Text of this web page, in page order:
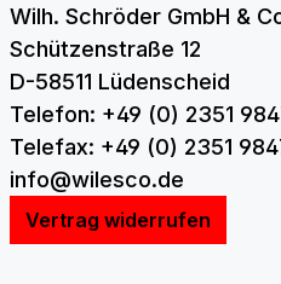
Wilh. Schröder GmbH &
Schützenstraße 12
D-58511 Lüdenscheid
Telefon: +49 (0) 2351
Telefax: +49 (0) 2351
info@wilesco.de
Vertrag widerrufen